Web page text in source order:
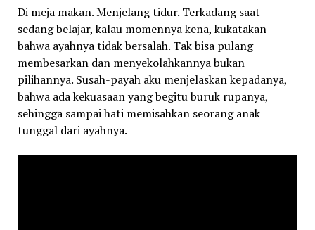
Di meja makan. Menjelang tidur. Terkadang saat
sedang belajar, kalau momennya kena, kukatakan
bahwa ayahnya tidak bersalah. Tak bisa pulang
membesarkan dan menyekolahkannya bukan
pilihannya. Susah-payah aku menjelaskan kepadanya,
bahwa ada kekuasaan yang begitu buruk rupanya,
sehingga sampai hati memisahkan seorang anak
tunggal dari ayahnya.